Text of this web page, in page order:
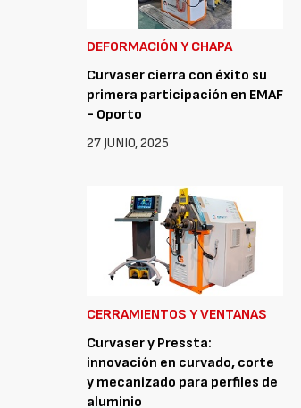
DEFORMACIÓN Y CHAPA
Curvaser cierra con éxito su
primera participación en EMAF
- Oporto
27 JUNIO, 2025
CERRAMIENTOS Y VENTANAS
Curvaser y Pressta:
innovación en curvado, corte
y mecanizado para perfiles de
aluminio